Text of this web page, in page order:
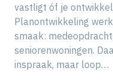
vastligt óf je
Planontwikkeling
smaak:
seniorenwoningen.
inspraak, maar loop…